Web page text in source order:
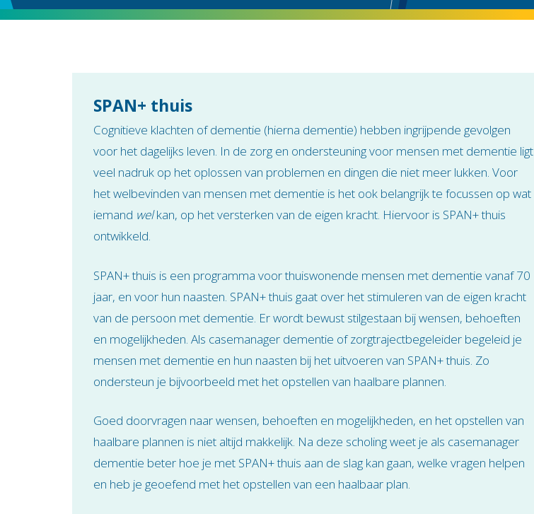
SPAN+ thuis
Cognitieve klachten of dementie (hierna dementie) hebben ingrijpende gevolgen
voor het dagelijks leven. In de zorg en ondersteuning voor mensen met dementie ligt
veel nadruk op het oplossen van problemen en dingen die niet meer lukken. Voor
het welbevinden van mensen met dementie is het ook belangrijk te focussen op wat
iemand welkan, op het versterken van de eigen kracht. Hiervoor is SPAN+ thuis
ontwikkeld.
SPAN+ thuis is een programma voor thuiswonende mensen met dementie vanaf 70
jaar, en voor hun naasten. SPAN+ thuis gaat over het stimuleren van de eigen kracht
van de persoon met dementie. Er wordt bewust stilgestaan bij wensen, behoeften
en mogelijkheden. Als casemanager dementie of zorgtrajectbegeleider begeleid je
mensen met dementie en hun naasten bij het uitvoeren van SPAN+ thuis. Zo
ondersteun je bijvoorbeeld met het opstellen van haalbare plannen.
Goed doorvragen naar wensen, behoeften en mogelijkheden, en het opstellen van
haalbare plannen is niet altijd makkelijk. Na deze scholing weet je als casemanager
dementie beter hoe je met SPAN+ thuis aan de slag kan gaan, welke vragen helpen
en heb je geoefend met het opstellen van een haalbaar plan.